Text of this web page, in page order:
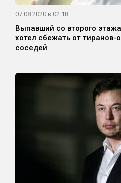
07.08.2020 в 02:18
Выпавший со второго
хотел сбежать от тиранов-
соседей